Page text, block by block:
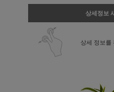
상세정보
상세 정보를